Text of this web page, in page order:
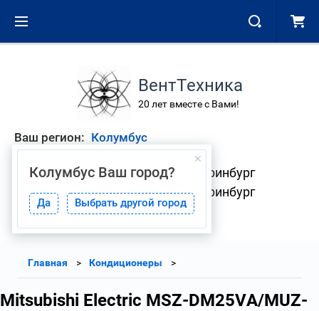
ВентТехника
20 лет вместе с Вами!
Ваш регион: Колумбус
Колумбус Ваш город?
Да Выбрать другой город
+7 (343) 268-01-08 Екатеринбург
+7 (904) 382-33-41 Екатеринбург
Главная Кондиционеры
Mitsubishi Electric MSZ-DM25VA/MUZ-